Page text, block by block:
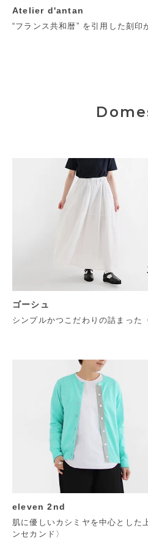
Atelier d'antan
“フランス共和暦” を引用した刻印
ゴーシュ
シンプルかつこだわりの詰まった
eleven 2nd
肌に優しいカシミヤを中心とした
ンセカンド〉